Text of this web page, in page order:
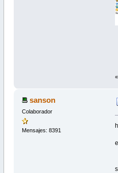
sanson
Colaborador
Mensajes: 8391